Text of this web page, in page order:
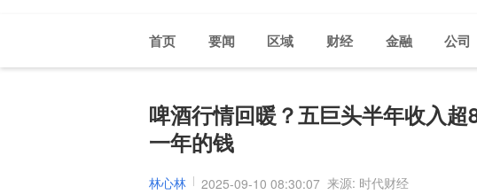
首页 要闻 区域 财经 金融 公司
啤酒行情回暖？五巨头半年收入
一年的钱
林心林 2025-09-10 08:30:07 来源: 时代财经